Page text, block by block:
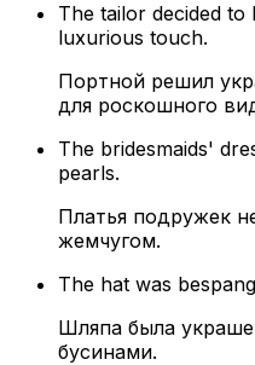
The tailor decided
luxurious touch.
Портной решил
для роскошного
The bridesmaids'
pearls.
Платья подружек
жемчугом.
The hat was
Шляпа была
бусинами.